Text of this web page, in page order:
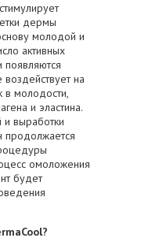
дермы
молодой и
активных
появляются
на
в молодости,
и эластина.
и выработки
продолжается
омоложения
будет